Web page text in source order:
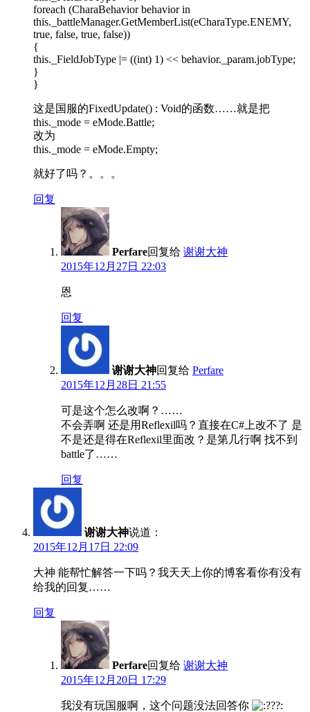
foreach (CharaBehavior behavior in
this._battleManager.GetMemberList(eCharaType.ENEMY,
true, false, true, false))
{
this._FieldJobType |= ((int) 1) << behavior._param.jobType;
}
}
这是国服的FixedUpdate() : Void的函数……就是把
this._mode = eMode.Battle;
改为
this._mode = eMode.Empty;
就好了吗？。。。
回复
Perfare回复给 谢谢大神
2015年12月27日 22:03
恩
回复
谢谢大神回复给 Perfare
2015年12月28日 21:55
可是这个怎么改啊？……
不会弄啊 还是用Reflexil吗？直接在C#上改不了 是
不是还是得在Reflexil里面改？是第几行啊 找不到
battle了……
回复
谢谢大神说道：
2015年12月17日 22:09
大神 能帮忙解答一下吗？我天天上你的博客看你有没有
给我的回复……
回复
Perfare回复给 谢谢大神
2015年12月20日 17:29
我没有玩国服啊，这个问题没法回答你